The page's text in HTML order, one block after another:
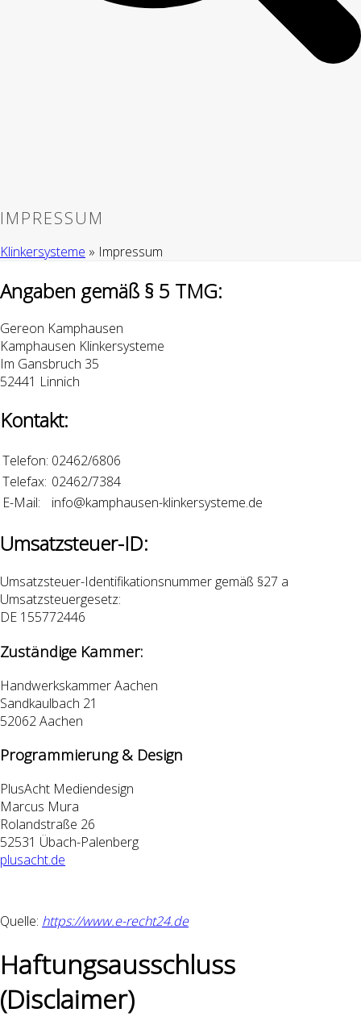
IMPRESSUM
Klinkersysteme » Impressum
Angaben gemäß § 5 TMG:
Gereon Kamphausen
Kamphausen Klinkersysteme
Im Gansbruch 35
52441 Linnich
Kontakt:
Telefon: 02462/6806
Telefax: 02462/7384
E-Mail:
info@kamphausen-klinkersysteme.de
Umsatzsteuer-ID:
Umsatzsteuer-Identifikationsnummer gemäß §27 a
Umsatzsteuergesetz:
DE 155772446
Zuständige Kammer:
Handwerkskammer Aachen
Sandkaulbach 21
52062 Aachen
Programmierung & Design
PlusAcht Mediendesign
Marcus Mura
Rolandstraße 26
52531 Übach-Palenberg
plusacht.de
Quelle: https://www.e-recht24.de
Haftungsausschluss
(Disclaimer)